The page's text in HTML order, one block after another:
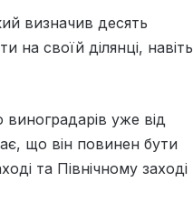
визначив десять
на своїй ділянці, навіть
уже від
що він повинен бути
та Північному заході